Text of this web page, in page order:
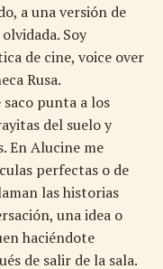
a una versión de
Soy
de cine, voice over
Rusa.
punta a los
del suelo y
En Alucine me
perfectas o de
las historias
una idea o
haciéndote
de salir de la sala.